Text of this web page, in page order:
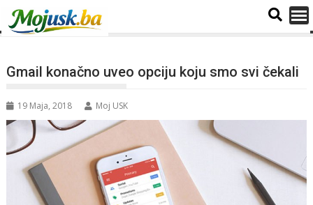
Gmail konačno uveo opciju koju smo svi čekali
19 Maja, 2018 Moj USK